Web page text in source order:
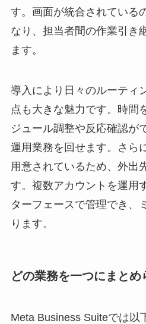
す。画面が統合されている
なり、担当者間の作業引き
ます。
導入により日々のルーティ
点も大きな魅力です。時間
ジュール調整や反応確認が
運用業務を回せます。さら
用意されているため、外出
す。複数アカウントを運用
ターフェースで管理でき、
ります。
どの業務を一つにまとめ
Meta Business Suiteでは以